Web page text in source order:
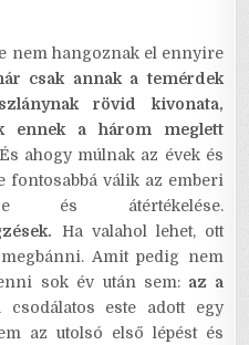
nem hangoznak el ennyire
csak annak a temérdek
rövid kivonata,
ennek a három meglett
És ahogy múlnak az évek és
fontosabbá válik az emberi
és átértékelése.
Ha valahol lehet, ott
Amit pedig nem
sok év után sem: az a
este adott egy
az utolsó első lépést és